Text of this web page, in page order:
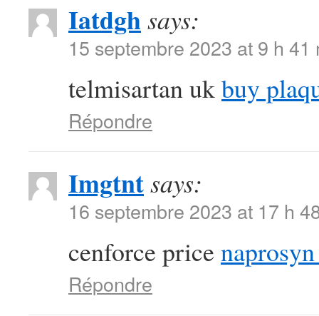
Iatdghsays:
15 septembre 2023 at 9 h 41
telmisartan ukbuy
Répondre
Imgtntsays:
16 septembre 2023 at 17 h
cenforce price
Répondre